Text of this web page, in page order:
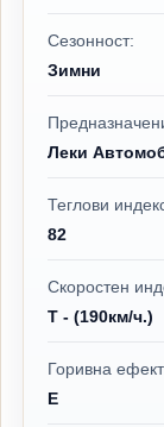
Сезонност:
Зимни
Леки
Теглови
82
Скоростен
T - (190км/ч.)
Горивна
E